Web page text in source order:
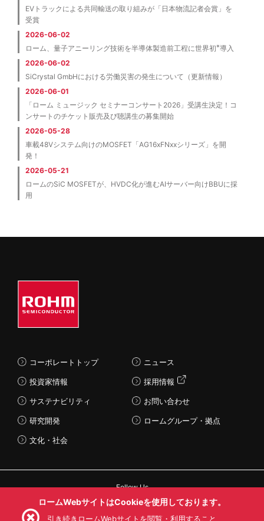
EVトラックによる共同輸送の取り組みが「日本物流記者会賞」を
受賞
2026-06-02
ローム、量子アニーリング技術を半導体製造前工程に世界初※導入
2026-06-02
SiCrystal GmbHにおける労働災害の発生について（更新情報）
2026-06-01
「ローム ミュージック セミナーコンサート2026」受講生決定！コ
ンサートのチケット販売及び聴講生の募集開始
2026-05-28
車載48Vシステム向けのMOSFET「AG16xFNxxシリーズ」を開
発！
2026-05-21
ロームのSiC MOSFETが、HVDC化が進むAIサーバー向けBBUに採
用
コーポレートトップ
投資家情報
サステナビリティ
研究開発
文化・社会
ニュース
採用情報
お問い合わせ
ロームグループ・拠点
Follow Us
ロームWebサイトはCookieを使用しております。
引き続きロームWebサイトを閲覧・利用すること